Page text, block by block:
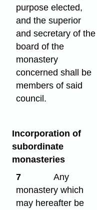
purpose elected,
and the superior
and secretary of the
board of the
monastery
concerned shall be
members of said
council.
Incorporation of
subordinate
monasteries
7
Any
monastery which
may hereafter be